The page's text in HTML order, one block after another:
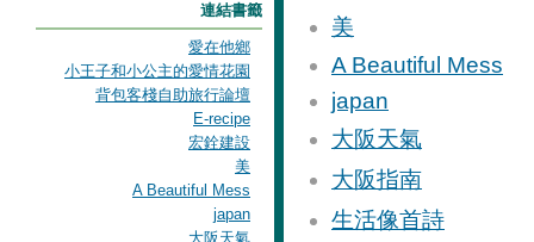
美
A Beautiful Mess
japan
大阪天氣
大阪指南
生活像首詩
連結書籤
愛在他鄉
小王子和小公主的愛情花園
背包客棧自助旅行論壇
E-recipe
宏銓建設
美
A Beautiful Mess
japan
大阪天氣